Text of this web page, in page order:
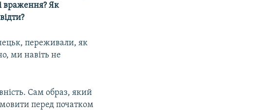
враження? Як
переживали, як
ми навіть не
Сам образ, який
перед початком